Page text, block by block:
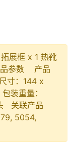
框 x 1 热靴
品参数 产品
寸：144 x
装重量：
关联产品
5054,